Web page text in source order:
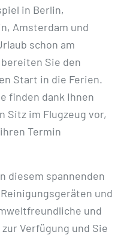
in Berlin,
Amsterdam und
schon am
Sie den
Start in die Ferien.
finden dank Ihnen
Sitz im Flugzeug vor,
Termin
diesem spannenden
und
und
Verfügung und Sie